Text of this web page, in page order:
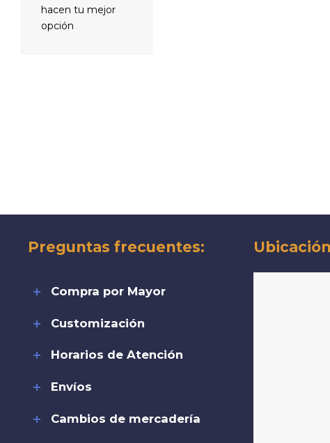
hacen tu mejor
opción
Preguntas frecuentes:
Compra por Mayor
Customización
Horarios de Atención
Envíos
Cambios de mercadería